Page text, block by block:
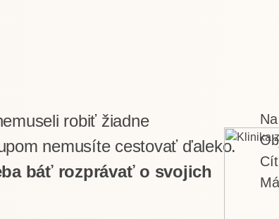
robiť žiadne
nemusíte cestovať ďaleko.
báť rozprávať o svojich